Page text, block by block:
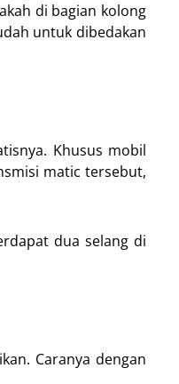
di bagian kolong
untuk dibedakan
Khusus mobil
matic tersebut,
dua selang di
Caranya dengan